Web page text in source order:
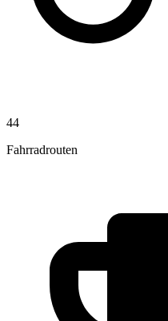
44
Fahrradrouten